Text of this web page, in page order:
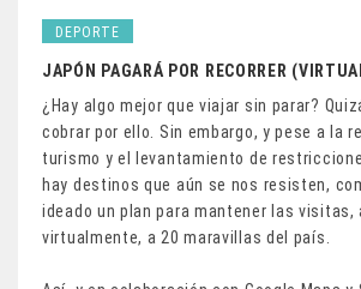
DEPORTE
JAPÓN PAGARÁ POR RECORRER
¿Hay algo mejor que viajar sin parar?
cobrar por ello. Sin embargo, y pese a la
turismo y el levantamiento de
hay destinos que aún se nos resisten,
ideado un plan para mantener las visitas,
virtualmente, a 20 maravillas del país.